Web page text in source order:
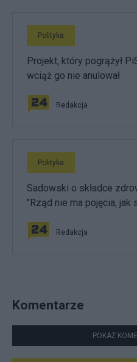
Polityka
Projekt, który pogrążył
wciąż go nie anulował
Redakcja
Polityka
Sadowski o składce
"Rząd nie ma pojęcia,
Redakcja
Komentarze
POKAŻ